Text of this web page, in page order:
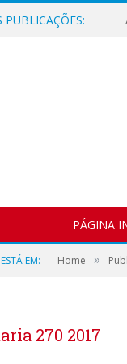
PÁGINA
EM: Home »
270 2017